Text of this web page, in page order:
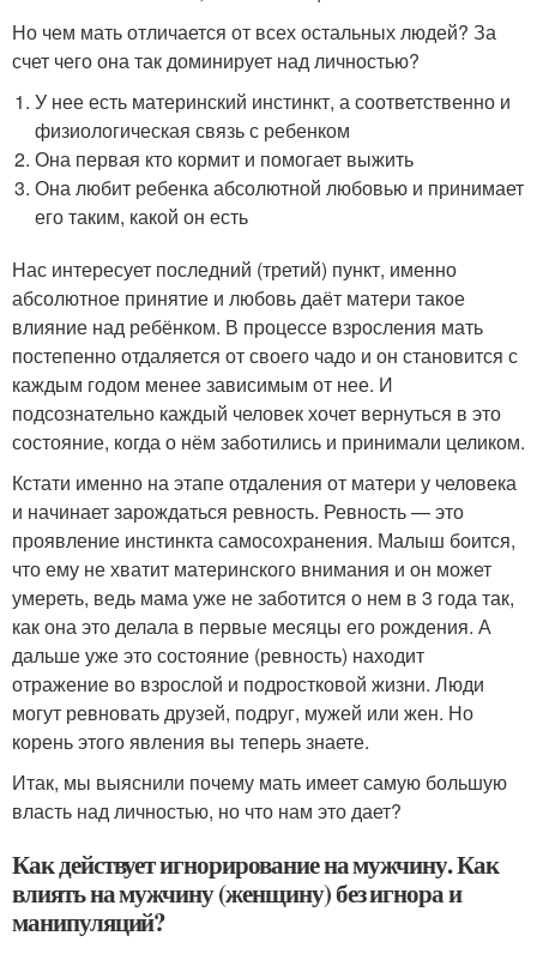
Но чем мать отличается от всех остальных людей? За
счет чего она так доминирует над личностью?
У нее есть материнский инстинкт, а соответственно и
физиологическая связь с ребенком
Она первая кто кормит и помогает выжить
Она любит ребенка абсолютной любовью и принимает
его таким, какой он есть
Нас интересует последний (третий) пункт, именно
абсолютное принятие и любовь даёт матери такое
влияние над ребёнком. В процессе взросления мать
постепенно отдаляется от своего чадо и он становится с
каждым годом менее зависимым от нее. И
подсознательно каждый человек хочет вернуться в это
состояние, когда о нём заботились и принимали целиком.
Кстати именно на этапе отдаления от матери у человека
и начинает зарождаться ревность. Ревность — это
проявление инстинкта самосохранения. Малыш боится,
что ему не хватит материнского внимания и он может
умереть, ведь мама уже не заботится о нем в 3 года так,
как она это делала в первые месяцы его рождения. А
дальше уже это состояние (ревность) находит
отражение во взрослой и подростковой жизни. Люди
могут ревновать друзей, подруг, мужей или жен. Но
корень этого явления вы теперь знаете.
Итак, мы выяснили почему мать имеет самую большую
власть над личностью, но что нам это дает?
Как действует игнорирование на мужчину. Как
влиять на мужчину (женщину) без игнора и
манипуляций?